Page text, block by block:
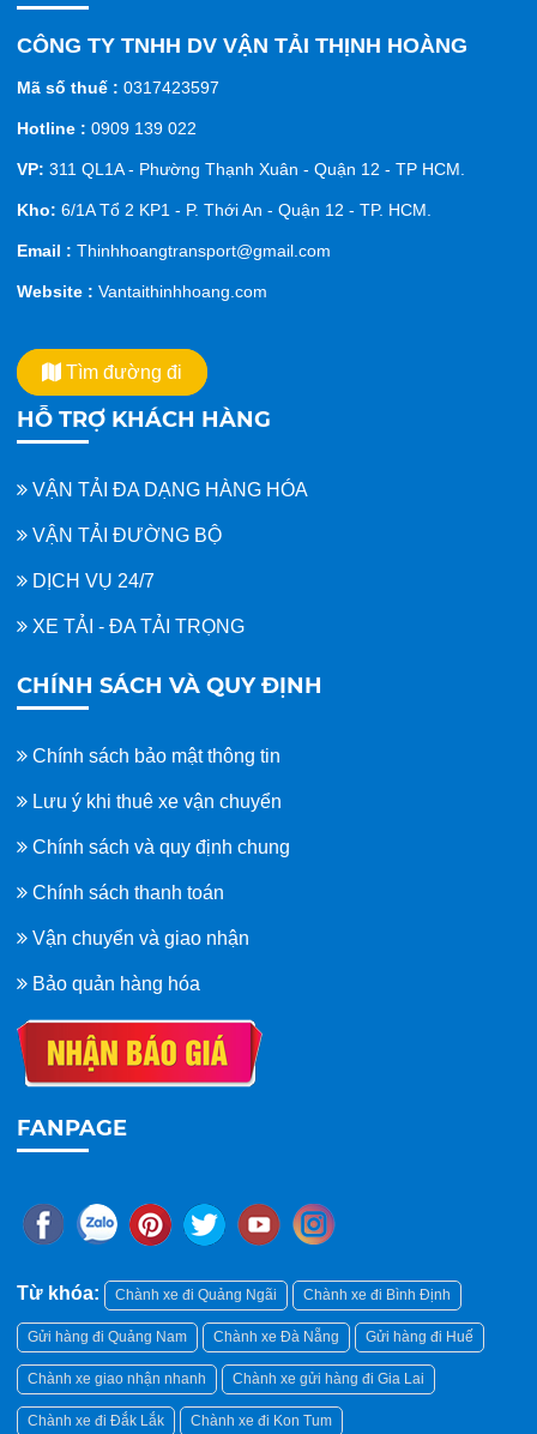
CÔNG TY TNHH DV VẬN TẢI THỊNH HOÀNG
Mã số thuế :0317423597
Hotline : 0909 139 022
VP: 311 QL1A - Phường Thạnh Xuân - Quận 12 - TP HCM.
Kho: 6/1A Tổ 2 KP1 - P. Thới An - Quận 12 - TP. HCM.
Email : Thinhhoangtransport@gmail.com
Website : Vantaithinhhoang.com
Tìm đường đi
HỖ TRỢ KHÁCH HÀNG
VẬN TẢI ĐA DẠNG HÀNG HÓA
VẬN TẢI ĐƯỜNG BỘ
DỊCH VỤ 24/7
XE TẢI - ĐA TẢI TRỌNG
CHÍNH SÁCH VÀ QUY ĐỊNH
Chính sách bảo mật thông tin
Lưu ý khi thuê xe vận chuyển
Chính sách và quy định chung
Chính sách thanh toán
Vận chuyển và giao nhận
Bảo quản hàng hóa
FANPAGE
Từ khóa: Chành xe đi Quảng Ngãi Chành xe đi Bình Định
Gửi hàng đi Quảng Nam Chành xe Đà Nẵng Gửi hàng đi Huế
Chành xe giao nhận nhanh Chành xe gửi hàng đi Gia Lai
Chành xe đi Đắk Lắk Chành xe đi Kon Tum